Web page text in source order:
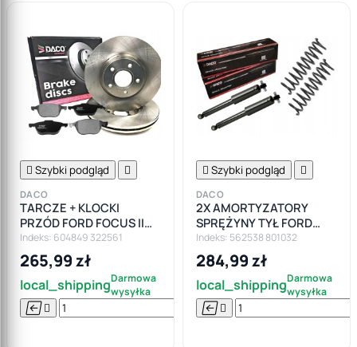
 Szybki podgląd 
DACO
TARCZE + KLOCKI
PRZÓD FORD FOCUS II
MK2 MK3 KUGA VOLVO
C30 C70 V50 300mm
Indeks: 604849 322561
265,99 zł
local_shippingDarmowa
wysyłka
  

 Szybki podgląd 
DACO
2X AMORTYZATORY
SPRĘŻYNY TYŁ FORD
FOCUS II MK2 KOMBI
Indeks: 562538 801032
284,99 zł
local_shippingDarmowa
wysyłka
 